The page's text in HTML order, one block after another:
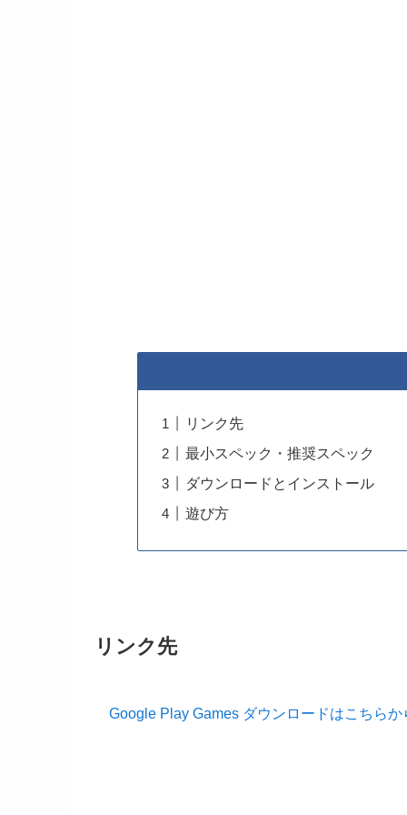
リンク先
最小スペック・推奨スペック
ダウンロードとインストール
遊び方
リンク先
Google Play Games ダウンロードはこちらか